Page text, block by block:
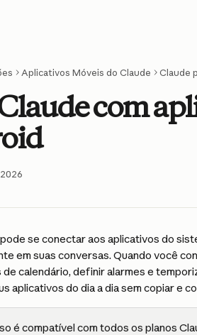
Aplicativos Móveis do Claude Claude
com
se conectar aos aplicativos do
em suas conversas. Quando você
de calendário, definir alarmes e
aplicativos do dia a dia sem copiar e
é compatível com todos os planos